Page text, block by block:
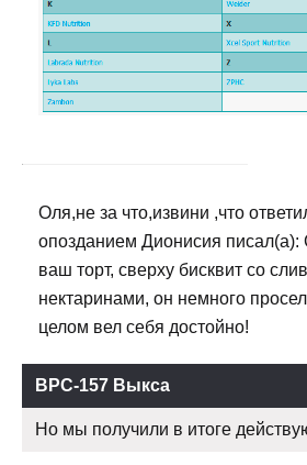
Оля,не за что,извини ,что
опозданием Дионисия
ваш торт, сверху бисквит со
нектаринами, он немного
целом вел себя достойно!
BPC-157 Выкса
Но мы получили в итоге